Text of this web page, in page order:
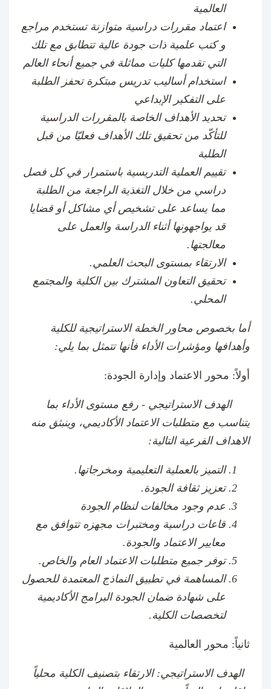
العالمية
اعتماد مقررات دراسية متوازنة تستخدم مراجع
و كتب علمية ذات جودة عالية تتطابق مع تلك
التي تقدمها كليات مماثلة في جميع أنحاء العالم
استخدام أساليب تدريس مبتكرة تحفز الطلبة
على التفكير الإبداعي
تحديد الأهداف الخاصة بالمقررات الدراسية
للتأكّد من تحقيق تلك الأهداف فعليّا من قبل
الطلبة
تقييم العملية التدريسية باستمرار في كل فصل
دراسي من خلال التغذية الراجعة من الطلبة
مما يساعد على تشخيص أي مشاكل أو قضايا
قد يواجهونها أثناء الدراسة والعمل على
معالجتها.
الارتقاء بمستوى البحث العلمي.
تحقيق التعاون المشترك بين الكلية والمجتمع
المحلي.
أما بخصوص محاور الخطة الاستراتيجية للكلية
وأهدافها ومؤشرات الأداء فأنها تتمثل بما يلي:
أولاً: محور الاعتماد وإدارة الجودة:
الهدف الاستراتيجي - رفع مستوى الأداء بما
يتناسب مع متطلبات الاعتماد الأكاديمي، وينبثق منه
الاهداف الفرعية التالية:
التميز بالعملية التعليمية ومخرجاتها.
تعزيز ثقافة الجودة.
عدم وجود مخالفات لنظام الجودة
قاعات دراسية ومختبرات مجهزه تتوافق مع
معايير الاعتماد والجودة.
توفر جميع متطلبات الاعتماد العام والخاص.
المساهمة في تطبيق النماذج المعتمدة للحصول
على شهادة ضمان الجودة البرامج الأكاديمية
لتخصصات الكلية .
ثانياً: محور العالمية
الهدف الاستراتيجي: الارتقاء بتصنيف الكلية محلياً